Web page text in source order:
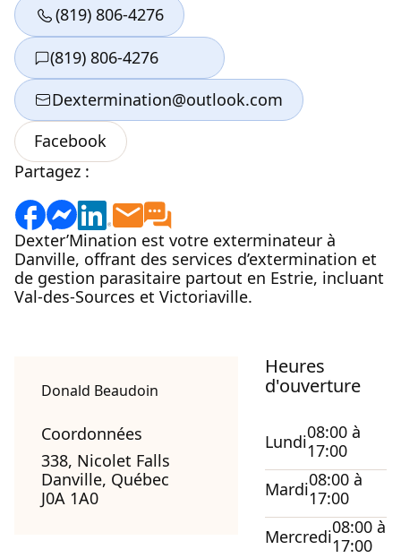
Dexter’Mination est votre exterminateur à
Danville, offrant des services d’extermination et
de gestion parasitaire partout en Estrie, incluant
Val-des-Sources et Victoriaville.
Partagez :
Donald Beaudoin
Coordonnées
338, Nicolet Falls
Danville, Québec
J0A 1A0
Heures
d'ouverture
Lundi08:00 à
17:00
Mardi08:00 à
17:00
Mercredi08:00 à
17:00